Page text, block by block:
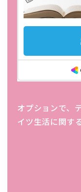
オプションで、
イツ生活に関す